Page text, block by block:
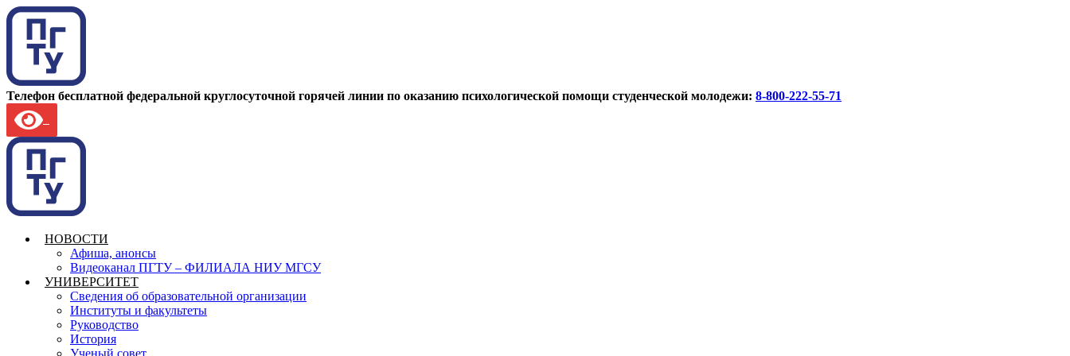
Телефон бесплатной федеральной круглосуточной горячей линии по оказанию психологической помощи студенческой молодежи: 8-800-222-55-71
НОВОСТИ
Афиша, анонсы
Видеоканал ПГТУ – ФИЛИАЛА НИУ МГСУ
УНИВЕРСИТЕТ
Сведения об образовательной организации
Институты и факультеты
Руководство
История
Ученый совет